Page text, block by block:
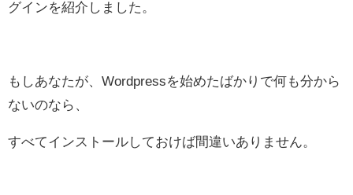
グインを紹介しました。
もしあなたが、Wordpressを始めたばかりで何も分から
ないのなら、
すべてインストールしておけば間違いありません。